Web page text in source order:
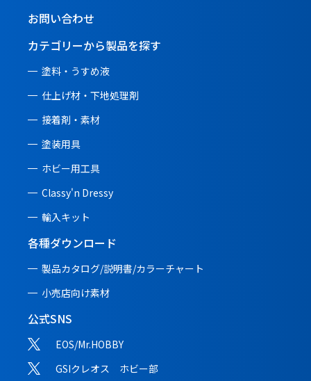
お問い合わせ
カテゴリーから製品を探す
塗料・うすめ液
仕上げ材・下地処理剤
接着剤・素材
塗装用具
ホビー用工具
Classy'n Dressy
輸入キット
各種ダウンロード
製品カタログ/説明書/カラーチャート
小売店向け素材
公式SNS
EOS/Mr.HOBBY
GSIクレオス ホビー部